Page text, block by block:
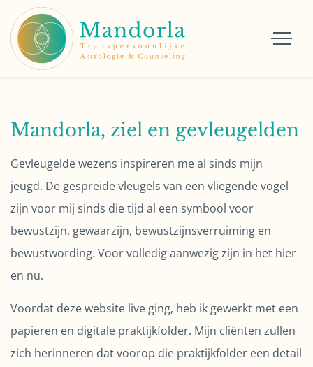
Mandorla, ziel en gevleugelden
Gevleugelde wezens inspireren me al sinds mijn
jeugd. De gespreide vleugels van een vliegende vogel
zijn voor mij sinds die tijd al een symbool voor
bewustzijn, gewaarzijn, bewustzijnsverruiming en
bewustwording. Voor volledig aanwezig zijn in het hier
en nu.
Voordat deze website live ging, heb ik gewerkt met een
papieren en digitale praktijkfolder. Mijn cliënten zullen
zich herinneren dat voorop die praktijkfolder een detail